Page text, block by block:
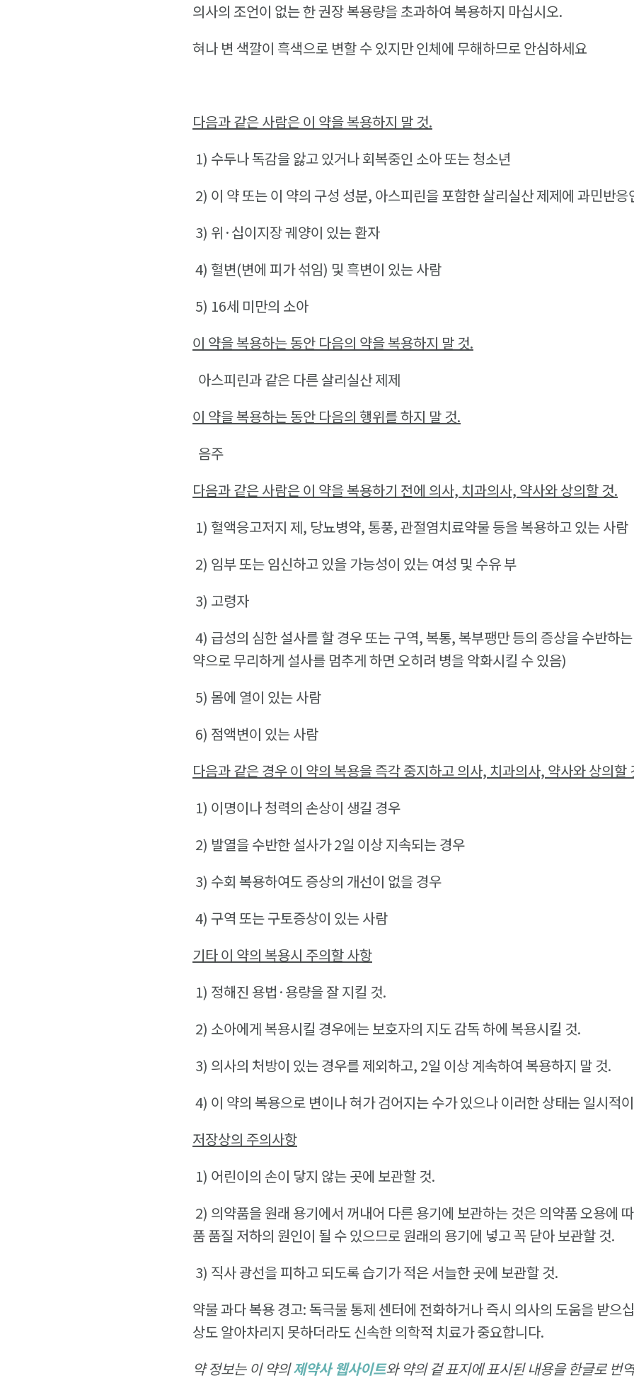
의사의 조언이 없는 한 권장 복용량을 초과하여 복용하지 마십시오.
혀나 변 색깔이 흑색으로 변할 수 있지만 인체에 무해하므로 안심하세요
다음과 같은 사람은 이 약을 복용하지 말 것.
1) 수두나 독감을 앓고 있거나 회복중인 소아 또는 청소년
2) 이 약 또는 이 약의 구성 성분, 아스피린을 포함한 살리실산 제제에 과민반응
3) 위·십이지장 궤양이 있는 환자
4) 혈변(변에 피가 섞임) 및 흑변이 있는 사람
5) 16세 미만의 소아
이 약을 복용하는 동안 다음의 약을 복용하지 말 것.
아스피린과 같은 다른 살리실산 제제
이 약을 복용하는 동안 다음의 행위를 하지 말 것.
음주
다음과 같은 사람은 이 약을 복용하기 전에 의사, 치과의사, 약사와 상의할 것.
1) 혈액응고저지 제, 당뇨병약, 통풍, 관절염치료약물 등을 복용하고 있는 사람
2) 임부 또는 임신하고 있을 가능성이 있는 여성 및 수유 부
3) 고령자
4) 급성의 심한 설사를 할 경우 또는 구역, 복통, 복부팽만 등의 증상을 수반하
약으로 무리하게 설사를 멈추게 하면 오히려 병을 악화시킬 수 있음)
5) 몸에 열이 있는 사람
6) 점액변이 있는 사람
다음과 같은 경우 이 약의 복용을 즉각 중지하고 의사, 치과의사, 약사와 상의할
1) 이명이나 청력의 손상이 생길 경우
2) 발열을 수반한 설사가 2일 이상 지속되는 경우
3) 수회 복용하여도 증상의 개선이 없을 경우
4) 구역 또는 구토증상이 있는 사람
기타 이 약의 복용시 주의할 사항
1) 정해진 용법·용량을 잘 지킬 것.
2) 소아에게 복용시킬 경우에는 보호자의 지도 감독 하에 복용시킬 것.
3) 의사의 처방이 있는 경우를 제외하고, 2일 이상 계속하여 복용하지 말 것.
4) 이 약의 복용으로 변이나 혀가 검어지는 수가 있으나 이러한 상태는 일시적
저장상의 주의사항
1) 어린이의 손이 닿지 않는 곳에 보관할 것.
2) 의약품을 원래 용기에서 꺼내어 다른 용기에 보관하는 것은 의약품 오용에
품 품질 저하의 원인이 될 수 있으므로 원래의 용기에 넣고 꼭 닫아 보관할 것.
3) 직사 광선을 피하고 되도록 습기가 적은 서늘한 곳에 보관할 것.
약물 과다 복용 경고: 독극물 통제 센터에 전화하거나 즉시 의사의 도움을 받으
상도 알아차리지 못하더라도 신속한 의학적 치료가 중요합니다.
약 정보는 이 약의제약사 웹사이트와 약의 겉 표지에 표시된 내용을 한글로 번